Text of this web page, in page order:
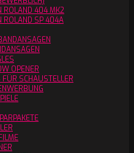
ROLAND 404 MK2
ROLAND SP 404A
OPENER
FÜR SCHAUSTELLER